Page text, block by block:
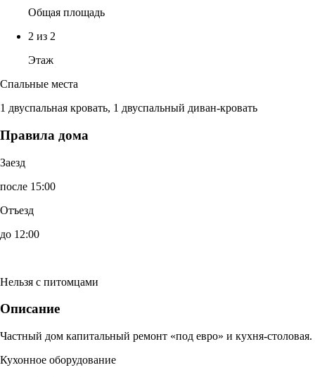
Общая площадь
2 из 2
Этаж
Спальные места
1 двуспальная кровать, 1 двуспальный диван-кровать
Правила дома
Заезд
после 15:00
Отъезд
до 12:00
Нельзя с питомцами
Описание
Частный дом капитальный ремонт «под евро» и кухня-столовая.
Кухонное оборудование